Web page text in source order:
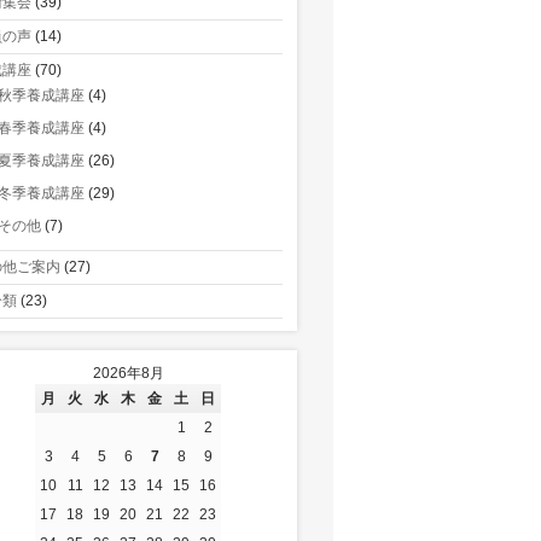
声 (14)
座 (70)
季養成講座 (4)
季養成講座 (4)
夏季養成講座 (26)
季養成講座 (29)
その他 (7)
ご案内 (27)
(23)
2026年8月
月
火 水 木 金 土
日
1
2
3
4 5 6 7 8
9
10
11 12 13 14 15
16
17
18 19 20 21 22
23